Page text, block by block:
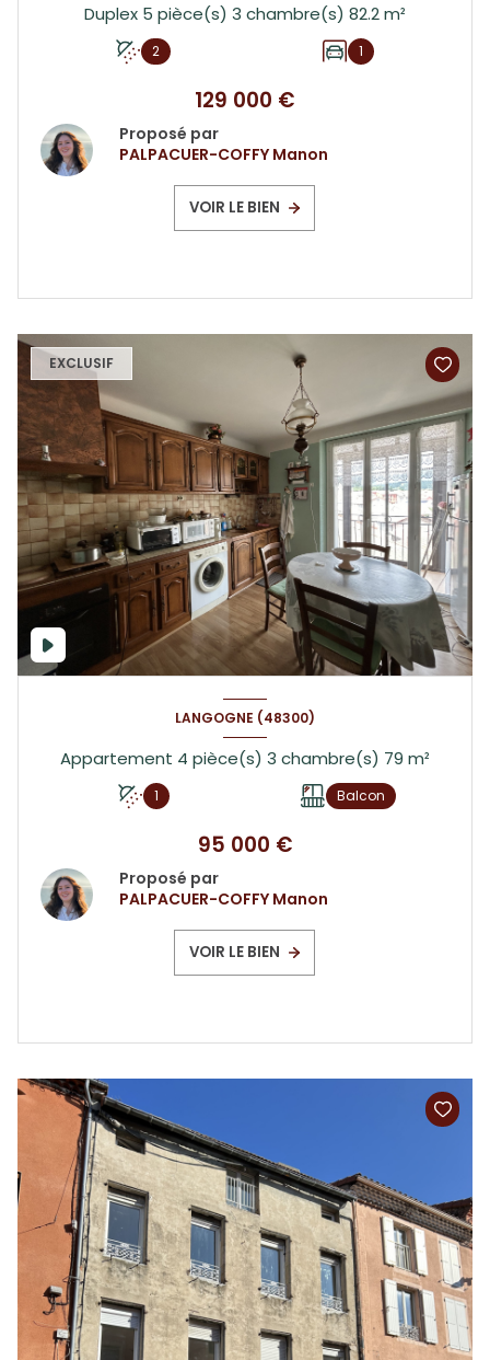
Duplex 5 pièce(s) 3 chambre(s) 82.2 m²
2 1
129 000 €
Proposé par
PALPACUER-COFFY Manon
VOIR LE BIEN
EXCLUSIF
LANGOGNE (48300)
Appartement 4 pièce(s) 3 chambre(s) 79 m²
1 Balcon
95 000 €
Proposé par
PALPACUER-COFFY Manon
VOIR LE BIEN